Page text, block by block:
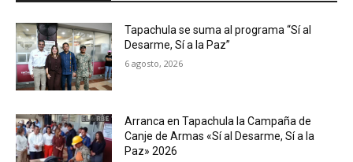
Tapachula se suma al programa “Sí al
Desarme, Sí a la Paz”
6 agosto, 2026
Arranca en Tapachula la Campaña de
Canje de Armas «Sí al Desarme, Sí a la
Paz» 2026